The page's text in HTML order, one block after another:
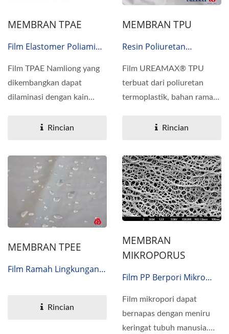
MEMBRAN TPAE
Film Elastomer Poliamida
Film TPAE Namliong yang
dikembangkan dapat
dilaminasi dengan kain
mono-material...
Rincian
MEMBRAN TPU
Resin Poliuretan
Air Dan Permeabel
Kelembapan, Eco-Family
Film UREAMAX® TPU
terbuat dari poliuretan
termoplastik, bahan ramah
Rincian
MEMBRAN TPEE
Film Ramah Lingkungan
Membran PESRincian
MEMBRAN
MIKROPORUS
Film PP Berpori Mikro
Polietilena
Film mikropori dapat
bernapas dengan meniru
keringat tubuh manusia.